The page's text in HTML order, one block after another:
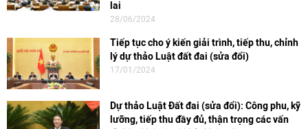
lai
28/06/2024
Tiếp tục cho ý kiến giải trình, tiếp thu, chỉnh
lý dự thảo Luật đất đai (sửa đổi)
17/01/2024
Dự thảo Luật Đất đai (sửa đổi): Công phu, kỹ
lưỡng, tiếp thu đầy đủ, thận trọng các vấn